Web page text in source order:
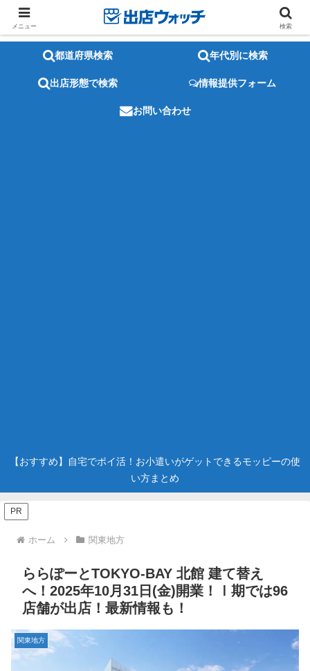
都道府県検索 年代別に検索
出店形態で検索 情報提供フォーム
お問い合わせ
【おすすめ】自宅でポイ活！お小遣いがゲットできるモッピーの使
い方まとめ
PR
ホーム 関東地方
ららぽーとTOKYO-BAY 北館 建て替え
へ！2025年10月31日(金)開業！Ⅰ期では96
店舗が出店！最新情報も！
関東地方
メニュー 検索